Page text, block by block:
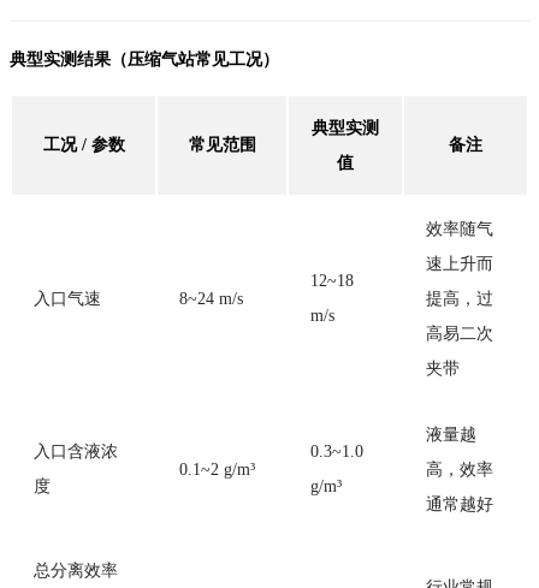
典型实测结果（压缩气站常见工况）
工况 / 参数 常见范围
典型实测
值
备注
入口气速 8~24 m/s
12~18
m/s
效率随气
速上升而
提高，过
高易二次
夹带
入口含液浓
度
0.1~2 g/m³
0.3~1.0
g/m³
液量越
高，效率
通常越好
总分离效率